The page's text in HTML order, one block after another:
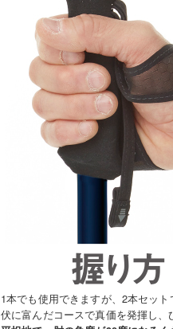
1本でも使用できますが、2本セッ
伏に富んだコースで真価を発揮し、